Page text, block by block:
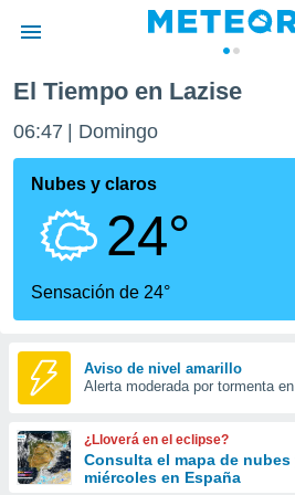
de
por
que se
calidad.
a este
las
y
forma
digital
basada
El Tiempo en Lazise
06:47 Domingo
Nubes y claros
24°
Sensación de 24°
Aviso de nivel amarillo
Alerta moderada por tormenta
¿Lloverá en el eclipse?
Consulta el mapa de
miércoles en España